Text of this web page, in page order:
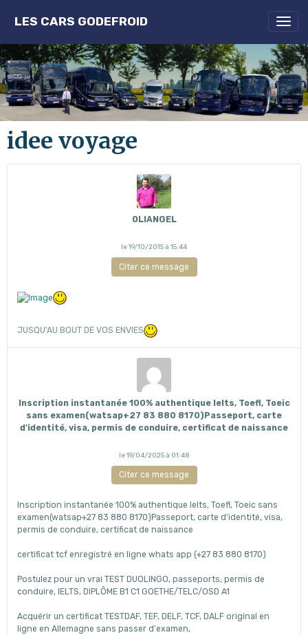
LES CARS GODEFROID
idee voyage
OLIANGEL
le 19/10/2015 à 15:44
Citer ce message
JUSQU'AU BOUT DE VOS ENVIES
Inscription instantanée 100% authentique Ielts, Toefl, Toeic
sans examen(watsap+27 83 880 8170)Passeport, carte
d'identité, visa, permis de conduire, certificat de naissance
le 19/04/2025 à 01:48
Citer ce message
Inscription instantanée 100% authentique Ielts, Toefl, Toeic sans
examen(watsap+27 83 880 8170)Passeport, carte d'identité, visa,
permis de conduire, certificat de naissance
certificat tcf enregistré en ligne whats app (+27 83 880 8170)
Postulez pour un vrai TEST DUOLINGO, passeports, permis de
conduire, IELTS, DIPLÔME B1 C1 GOETHE/TELC/OSD A1
Acquérir un certificat TESTDAF, TEF, DELF, TCF, DALF original en
ligne en Allemagne sans passer d'examen,